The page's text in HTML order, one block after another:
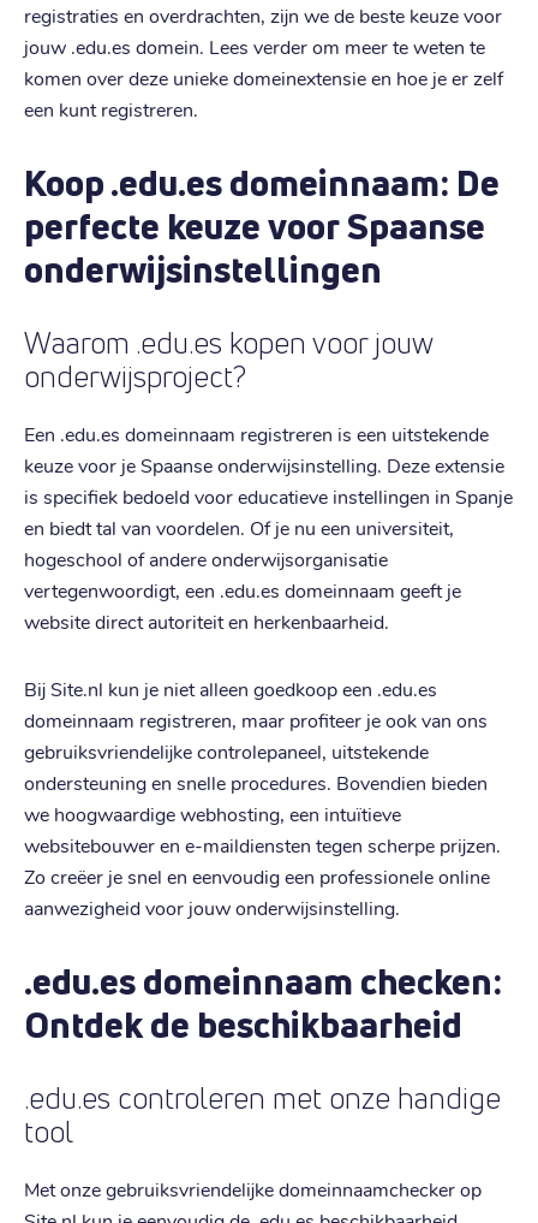
registraties en overdrachten, zijn we de beste keuze voor
jouw .edu.es domein. Lees verder om meer te weten te
komen over deze unieke domeinextensie en hoe je er zelf
een kunt registreren.
Koop .edu.es domeinnaam: De
perfecte keuze voor Spaanse
onderwijsinstellingen
Waarom .edu.es kopen voor jouw
onderwijsproject?
Een .edu.es domeinnaam registreren is een uitstekende
keuze voor je Spaanse onderwijsinstelling. Deze extensie
is specifiek bedoeld voor educatieve instellingen in Spanje
en biedt tal van voordelen. Of je nu een universiteit,
hogeschool of andere onderwijsorganisatie
vertegenwoordigt, een .edu.es domeinnaam geeft je
website direct autoriteit en herkenbaarheid.
Bij Site.nl kun je niet alleen goedkoop een .edu.es
domeinnaam registreren, maar profiteer je ook van ons
gebruiksvriendelijke controlepaneel, uitstekende
ondersteuning en snelle procedures. Bovendien bieden
we hoogwaardige webhosting, een intuïtieve
websitebouwer en e-maildiensten tegen scherpe prijzen.
Zo creëer je snel en eenvoudig een professionele online
aanwezigheid voor jouw onderwijsinstelling.
.edu.es domeinnaam checken:
Ontdek de beschikbaarheid
.edu.es controleren met onze handige
tool
Met onze gebruiksvriendelijke domeinnaamchecker op